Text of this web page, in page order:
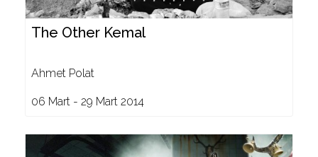
The Other Kemal
Ahmet Polat
06 Mart - 29 Mart 2014